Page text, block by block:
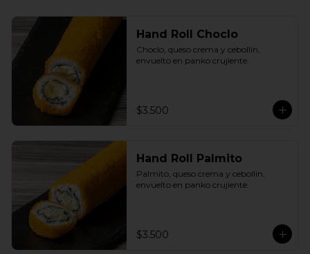
Hand Roll Choclo
Choclo, queso crema y cebollín,
envuelto en panko crujiente.
$3.500
Hand Roll Palmito
Palmito, queso crema y cebollín,
envuelto en panko crujiente.
$3.500